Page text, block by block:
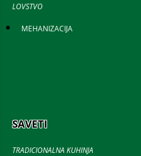
LOVSTVO
MEHANIZACIJA
SAVETI
TRADICIONALNA KUHINJA